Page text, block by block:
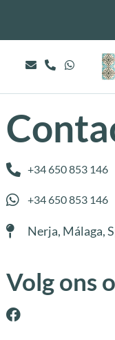
+34 650 853 146
+34 650 853 146
Nerja, Málaga,
Volg ons